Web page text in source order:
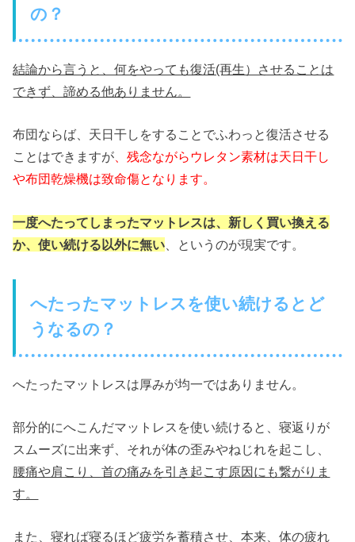
の？
結論から言うと、何をやっても復活(再生）させることは
できず、諦める他ありません。
布団ならば、天日干しをすることでふわっと復活させる
ことはできますが 、残念ながらウレタン素材は天日干し
や布団乾燥機は致命傷となります。
一度へたってしまったマットレスは、新しく買い換える
か、使い続ける以外に無い 、というのが現実です。
へたったマットレスを使い続けるとど
うなるの？
へたったマットレスは厚みが均一ではありません。
部分的にへこんだマットレスを使い続けると、寝返りが
スムーズに出来ず、それが体の歪みやねじれを起こし、
腰痛や肩こり、首の痛みを引き起こす原因にも繋がりま
す。
また、寝れば寝るほど疲労を蓄積させ、本来、体の疲れ